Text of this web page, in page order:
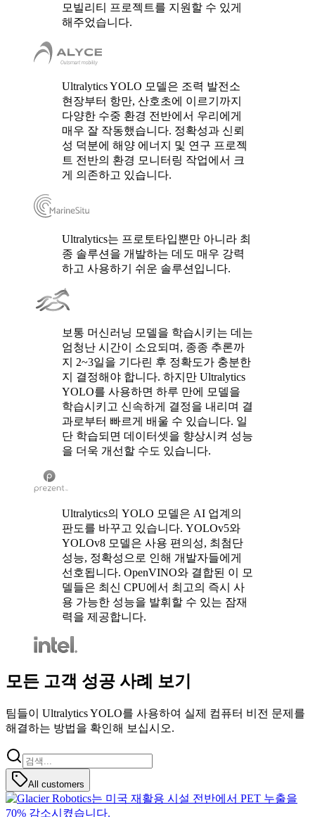
모빌리티 프로젝트를 지원할 수 있게
해주었습니다.
Ultralytics YOLO 모델은 조력 발전소
현장부터 항만, 산호초에 이르기까지
다양한 수중 환경 전반에서 우리에게
매우 잘 작동했습니다. 정확성과 신뢰
성 덕분에 해양 에너지 및 연구 프로젝
트 전반의 환경 모니터링 작업에서 크
게 의존하고 있습니다.
Ultralytics는 프로토타입뿐만 아니라 최
종 솔루션을 개발하는 데도 매우 강력
하고 사용하기 쉬운 솔루션입니다.
보통 머신러닝 모델을 학습시키는 데는
엄청난 시간이 소요되며, 종종 추론까
지 2~3일을 기다린 후 정확도가 충분한
지 결정해야 합니다. 하지만 Ultralytics
YOLO를 사용하면 하루 만에 모델을
학습시키고 신속하게 결정을 내리며 결
과로부터 빠르게 배울 수 있습니다. 일
단 학습되면 데이터셋을 향상시켜 성능
을 더욱 개선할 수도 있습니다.
Ultralytics의 YOLO 모델은 AI 업계의
판도를 바꾸고 있습니다. YOLOv5와
YOLOv8 모델은 사용 편의성, 최첨단
성능, 정확성으로 인해 개발자들에게
선호됩니다. OpenVINO와 결합된 이 모
델들은 최신 CPU에서 최고의 즉시 사
용 가능한 성능을 발휘할 수 있는 잠재
력을 제공합니다.
모든 고객 성공 사례 보기
팀들이 Ultralytics YOLO를 사용하여 실제 컴퓨터 비전 문제를
해결하는 방법을 확인해 보십시오.
All customers